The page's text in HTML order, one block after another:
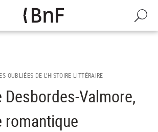
Recherche
OUBLIÉES DE L'HISTOIRE LITTÉRAIRE
Valmore,
romantique